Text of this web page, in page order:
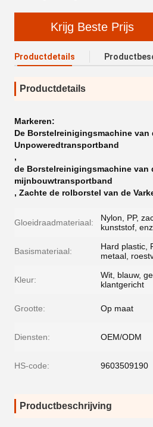
Krijg Beste Prijs
Productdetails
Productdetails
Markeren:
De Borstelreinigingsmachine van
Unpoweredtransportband
,
de Borstelreinigingsmachine van
mijnbouwtransportband
, Zachte de rolborstel van de
Gloeidraadmateriaal:
Nylon, PP,
kunststof, enz
Basismateriaal:
Hard plastic,
metaal,
Kleur:
Wit, blauw,
klantgericht
Grootte: Op maat
Diensten: OEM/ODM
HS-code: 9603509190
Productbeschrijving